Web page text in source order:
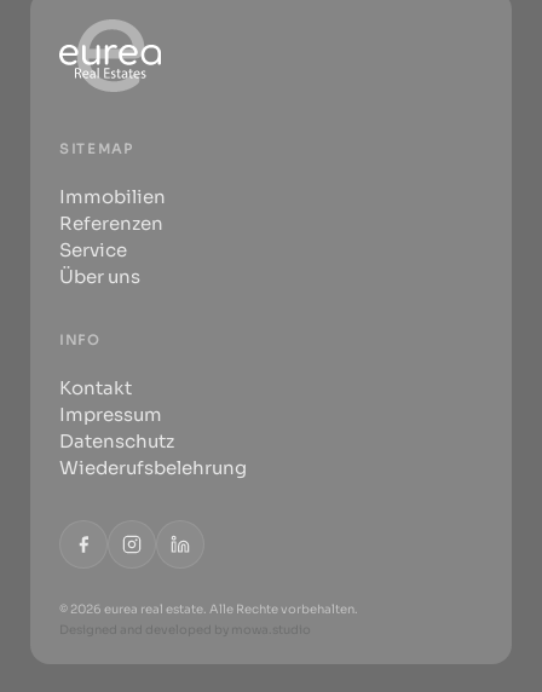
SITEMAP
Immobilien
Referenzen
Service
Über uns
INFO
Kontakt
Impressum
Datenschutz
Wiederufsbelehrung
© 2026 eurea real estate. Alle Rechte vorbehalten.